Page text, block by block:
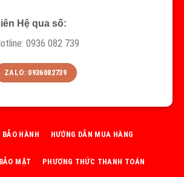
Hệ qua số:
0936 082 739
ZALO: 0936082739
HÀNH HƯỚNG DẪN MUA HÀNG
MẬT PHƯƠNG THỨC THANH TOÁN